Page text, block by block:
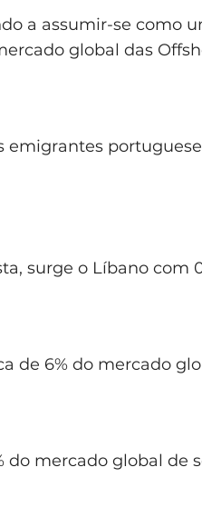
a assumir-se como
global das
emigrantes
surge o Líbano com
de 6% do mercado
do mercado global de